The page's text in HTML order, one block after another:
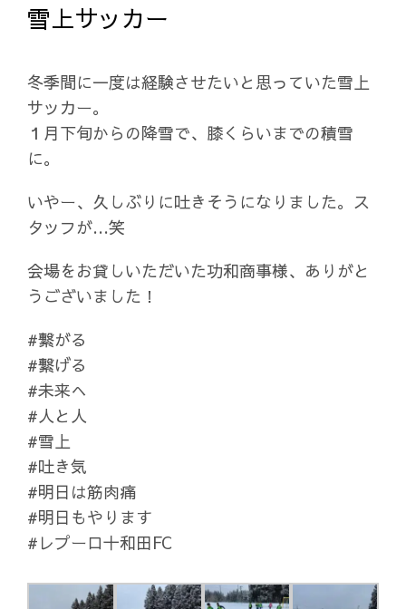
雪上サッカー
冬季間に一度は経験させたいと思っていた雪上
サッカー。
１月下旬からの降雪で、膝くらいまでの積雪
に。
いやー、久しぶりに吐きそうになりました。ス
タッフが…笑
会場をお貸しいただいた功和商事様、ありがと
うございました！
#繋がる
#繋げる
#未来へ
#人と人
#雪上
#吐き気
#明日は筋肉痛
#明日もやります
#レプーロ十和田FC